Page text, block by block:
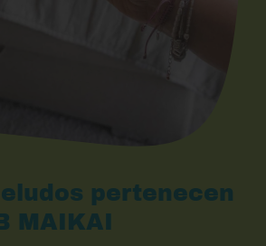
pertenecen
MAIKAI